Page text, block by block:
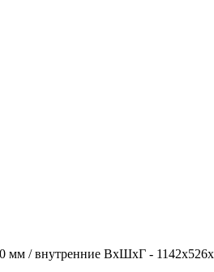
мм / внутренние ВхШхГ -